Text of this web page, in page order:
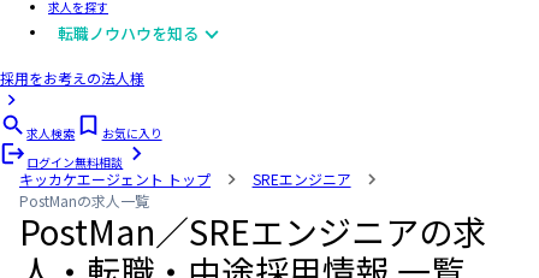
求人を探す
転職ノウハウを知る
採用をお考えの法人様
求人検索
お気に入り
ログイン無料相談
キッカケエージェント トップ
SREエンジニア
PostManの求人一覧
PostMan／SREエンジニアの求